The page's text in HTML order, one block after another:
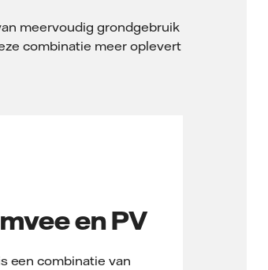
meervoudig grondgebruik
combinatie meer oplevert
en PV
een combinatie van